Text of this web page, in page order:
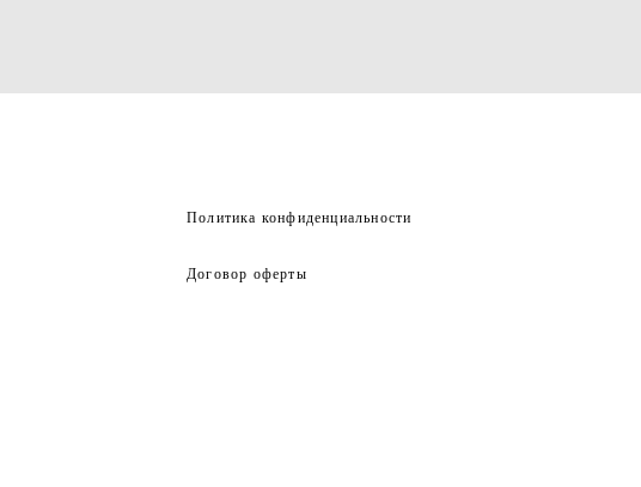
Политика конфиденциальности
Договор оферты